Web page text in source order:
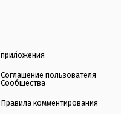
приложения
Соглашение пользователя
Сообщества
Правила комментирования